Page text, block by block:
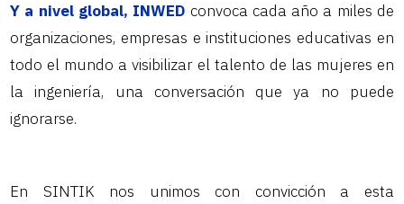
Y a nivel global, INWED convoca cada año a miles de
organizaciones, empresas e instituciones educativas en
todo el mundo a visibilizar el talento de las mujeres en
la ingeniería, una conversación que ya no puede
ignorarse.
En SINTIK nos unimos con convicción a esta